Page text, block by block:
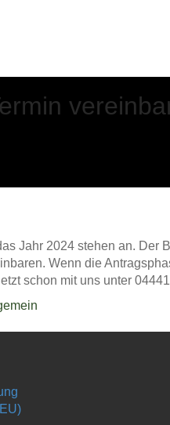
Jahr 2024 stehen an. Der
Wenn die
schon mit uns unter